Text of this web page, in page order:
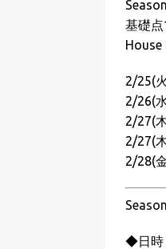
基礎点
House
2/25(
2/26(
2/27(
2/27(
2/28(
◆日時